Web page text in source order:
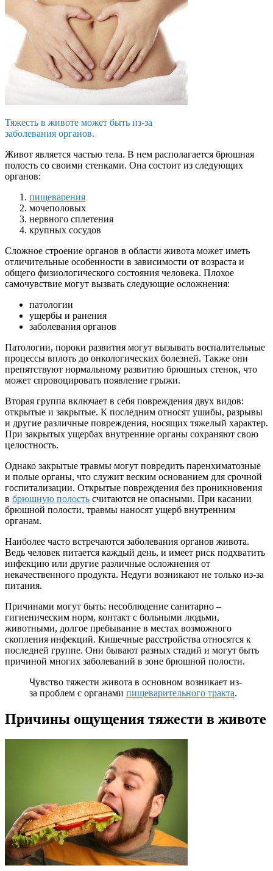
Тяжесть в животе может быть из-за
заболевания органов.
Живот является частью тела. В нем располагается брюшная
полость со своими стенками. Она состоит из следующих
органов:
пищеварения
мочеполовых
нервного сплетения
крупных сосудов
Сложное строение органов в области живота может иметь
отличительные особенности в зависимости от возраста и
общего физиологического состояния человека. Плохое
самочувствие могут вызвать следующие осложнения:
патологии
ущербы и ранения
заболевания органов
Патологии, пороки развития могут вызывать воспалительные
процессы вплоть до онкологических болезней. Также они
препятствуют нормальному развитию брюшных стенок, что
может спровоцировать появление грыжи.
Вторая группа включает в себя повреждения двух видов:
открытые и закрытые. К последним относят ушибы, разрывы
и другие различные повреждения, носящих тяжелый характер.
При закрытых ущербах внутренние органы сохраняют свою
целостность.
Однако закрытые травмы могут повредить паренхиматозные
и полые органы, что служит веским основанием для срочной
госпитализации. Открытые повреждения без проникновения
в брюшную полость считаются не опасными. При касании
брюшной полости, травмы наносят ущерб внутренним
органам.
Наиболее часто встречаются заболевания органов живота.
Ведь человек питается каждый день, и имеет риск подхватить
инфекцию или другие различные осложнения от
некачественного продукта. Недуги возникают не только из-за
питания.
Причинами могут быть: несоблюдение санитарно –
гигиеническим норм, контакт с больными людьми,
животными, долгое пребывание в местах возможного
скопления инфекций. Кишечные расстройства относятся к
последней группе. Они бывают разных стадий и могут быть
причиной многих заболеваний в зоне брюшной полости.
Чувство тяжести живота в основном возникает из-
за проблем с органами пищеварительного тракта.
Причины ощущения тяжести в животе